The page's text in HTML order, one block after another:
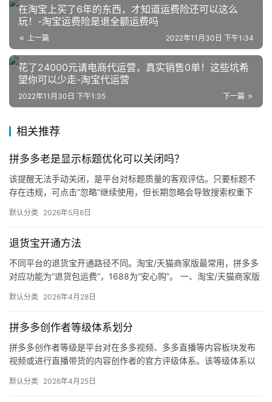
跨
境
电
商
自
媒
区
登录 注册
在淘宝上买了6年的东西，才知道运费险还可以这么
玩！-淘宝运费险是退全额运费吗
上一篇 2022年11月30日 下午1:34
花了24000元请电商代运营，真实销售0单！这些坑希
望你可以少走-淘宝代运营
下一篇
2022年11月30日 下午1:35
相关推荐
拼多多老是显示标题优化可以关闭吗？
该提醒无法手动关闭，是平台对标题质量的客观评估。只要标题不
存在违规，可点击“忽略”继续使用，但长期忽略会导致搜索权重下
默认分类 2026年5月6日
退货宝开通方法
不同平台的退货宝开通路径不同。淘宝/天猫商家版最常用，拼多多
对应功能为“退货包运费”，1688为“安心购”。 一、淘宝/天猫商家版
默认分类 2026年4月28日
拼多多创作者等级体系划分
拼多多创作者等级是平台对在多多视频、多多直播等内容板块发布
视频或进行直播带货的内容创作者的官方评级体系。该等级体系以
同等级…
默认分类 2026年4月25日